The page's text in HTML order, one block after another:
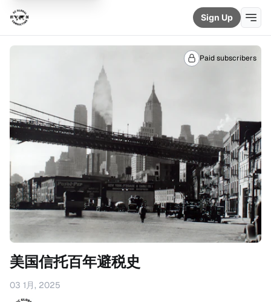
Sign Up
Paid subscribers
美国信托百年避税史
03 1月, 2025